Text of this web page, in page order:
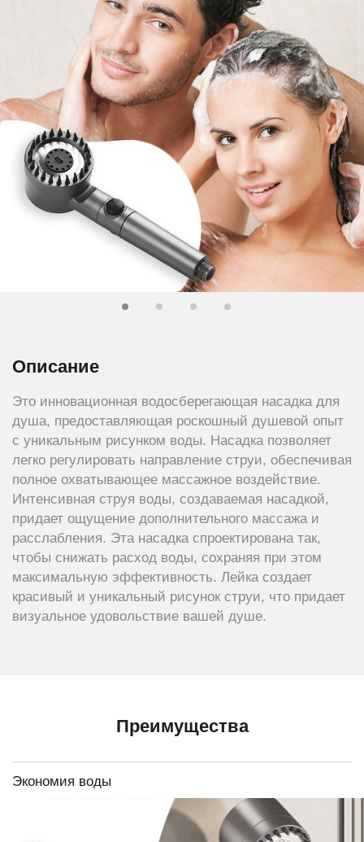
Описание
Это инновационная водосберегающая насадка для
душа, предоставляющая роскошный душевой опыт
с уникальным рисунком воды. Насадка позволяет
легко регулировать направление струи, обеспечивая
полное охватывающее массажное воздействие.
Интенсивная струя воды, создаваемая насадкой,
придает ощущение дополнительного массажа и
расслабления. Эта насадка спроектирована так,
чтобы снижать расход воды, сохраняя при этом
максимальную эффективность. Лейка создает
красивый и уникальный рисунок струи, что придает
визуальное удовольствие вашей душе.
Преимущества
Экономия воды